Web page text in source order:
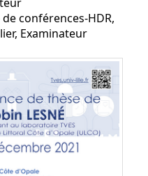
conférences-HDR,
Examinateur